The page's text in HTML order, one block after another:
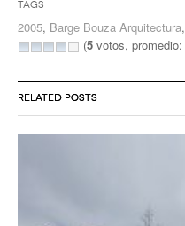
Tags
2005, Barge Bouza Arquitectura,
(5 votos, promedio:
RELATED POSTS